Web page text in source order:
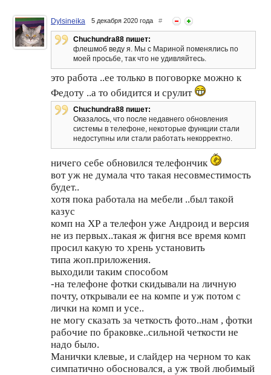
Флешмоб "Маникюр
выходного дня". 10-11
Флешмоб "Маникюр
выходного дня". 25-26
декабря
Dylsineika 5 декабря 2020 года #
Chuchundra88 пишет:
флешмоб веду я. Мы с Мариной поменялись по
моей просьбе, так что не удивляйтесь.
это работа ..ее только в поговорке можно к
Федоту ..а то обидится и срулит
Chuchundra88 пишет:
Оказалось, что после недавнего обновления
системы в телефоне, некоторые функции стали
недоступны или стали работать некорректно.
ничего себе обновился телефончик
вот уж не думала что такая несовместимость
будет..
хотя пока работала на мебели ..был такой
казус
комп на ХР а телефон уже Андроид и версия
не из первых..такая ж фигня все время комп
просил какую то хрень установить
типа жоп.приложения.
выходили таким способом
-на телефоне фотки скидывали на личную
почту, открывали ее на компе и уж потом с
лички на комп и усе..
не могу сказать за четкость фото..нам , фотки
рабочие по браковке..сильной четкости не
надо было.
Манички клевые, и слайдер на черном то как
симпатично обосновался, а уж твой любимый